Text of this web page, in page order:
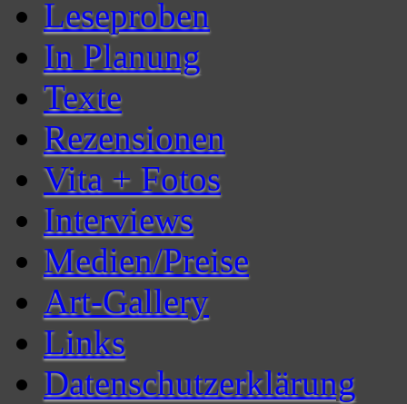
Leseproben
In Planung
Texte
Rezensionen
Vita + Fotos
Interviews
Medien/Preise
Art-Gallery
Links
Datenschutzerklärung